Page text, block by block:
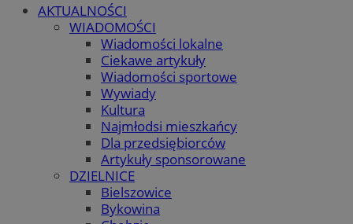
AKTUALNOŚCI
WIADOMOŚCI
Wiadomości lokalne
Ciekawe artykuły
Wiadomości sportowe
Wywiady
Kultura
Najmłodsi mieszkańcy
Dla przedsiębiorców
Artykuły sponsorowane
DZIELNICE
Bielszowice
Bykowina